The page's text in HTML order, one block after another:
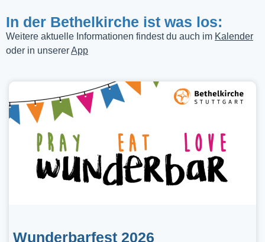
In der Bethelkirche ist was los:
Weitere aktuelle Informationen findest du auch im Kalender
oder in unsererApp
Wunderbarfest 2026